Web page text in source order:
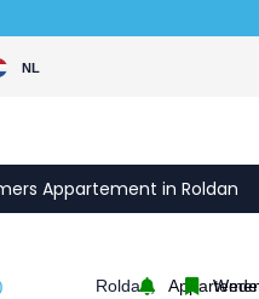
NL
Appartement in Roldan
Roldan,